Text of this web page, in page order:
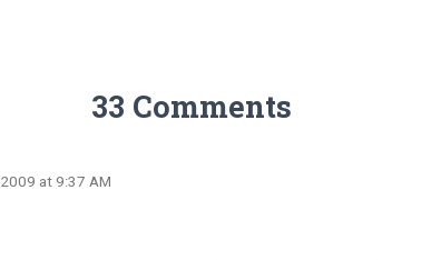
33 Comments
at 9:37 AM